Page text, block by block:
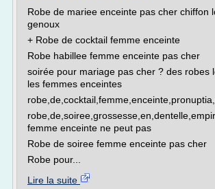
Robe de mariee enceinte pas cher chiffon
genoux
+ Robe de cocktail femme enceinte
Robe habillee femme enceinte pas cher
soirée pour mariage pas cher ? des robes
les femmes enceintes
femme enceinte ne peut pas
Robe de soiree femme enceinte pas cher
Robe pour...
Lire la suite